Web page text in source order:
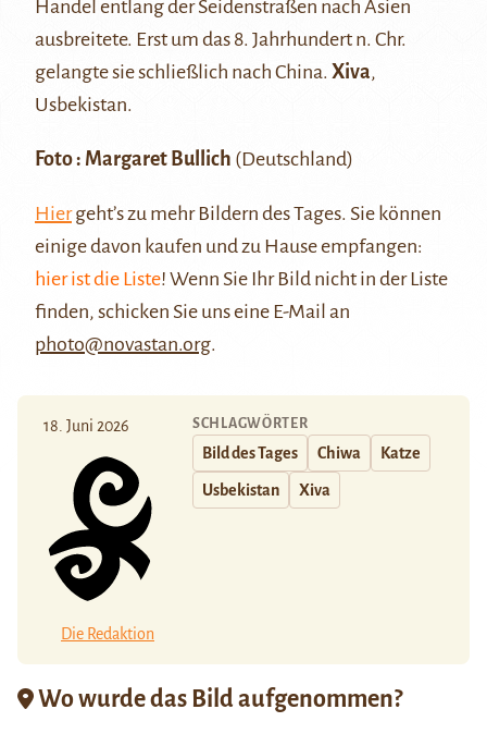
Handel entlang der Seidenstraßen nach Asien
ausbreitete. Erst um das 8. Jahrhundert n. Chr.
gelangte sie schließlich nach China. Xiva,
Usbekistan.
Foto : Margaret Bullich (Deutschland)
Hiergeht’s zu mehr Bildern des Tages. Sie können
einige davon kaufen und zu Hause empfangen:
hier ist die Liste! Wenn Sie Ihr Bild nicht in der Liste
finden, schicken Sie uns eine E-Mail an
photo@novastan.org.
18. Juni 2026
Die Redaktion
SCHLAGWÖRTER
Bild des Tages Chiwa Katze
Usbekistan Xiva
Wo wurde das Bild aufgenommen?